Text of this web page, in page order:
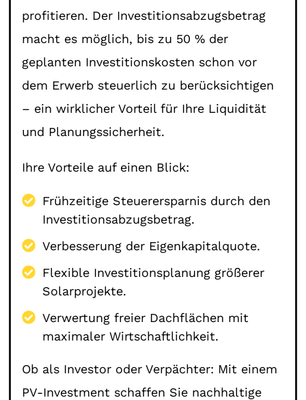
profitieren. Der Investitionsabzugsbetrag
macht es möglich, bis zu 50 % der
geplanten Investitionskosten schon vor
dem Erwerb steuerlich zu berücksichtigen
– ein wirklicher Vorteil für Ihre Liquidität
und Planungssicherheit.
Ihre Vorteile auf einen Blick:
Frühzeitige Steuerersparnis durch den
Investitionsabzugsbetrag.
Verbesserung der Eigenkapitalquote.
Flexible Investitionsplanung größerer
Solarprojekte.
Verwertung freier Dachflächen mit
maximaler Wirtschaftlichkeit.
Ob als Investor oder Verpächter: Mit einem
PV-Investment schaffen Sie nachhaltige